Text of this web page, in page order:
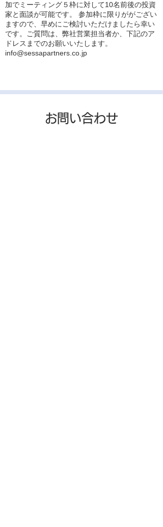
加でミーティング５枠に対して10名前後の投資
家と面談が可能です。 参加枠に限りががござい
ますので、早めにご検討いただけましたら幸い
です。ご質問は、弊社営業担当者か、下記のア
ドレスまでのお願いいたします。
info@sessapartners.co.jp
お問い合わせ